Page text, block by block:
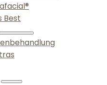
Best